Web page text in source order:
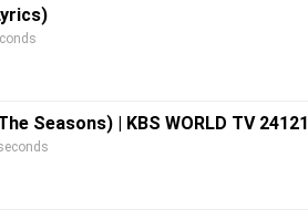
Seasons) | KBS WORLD TV